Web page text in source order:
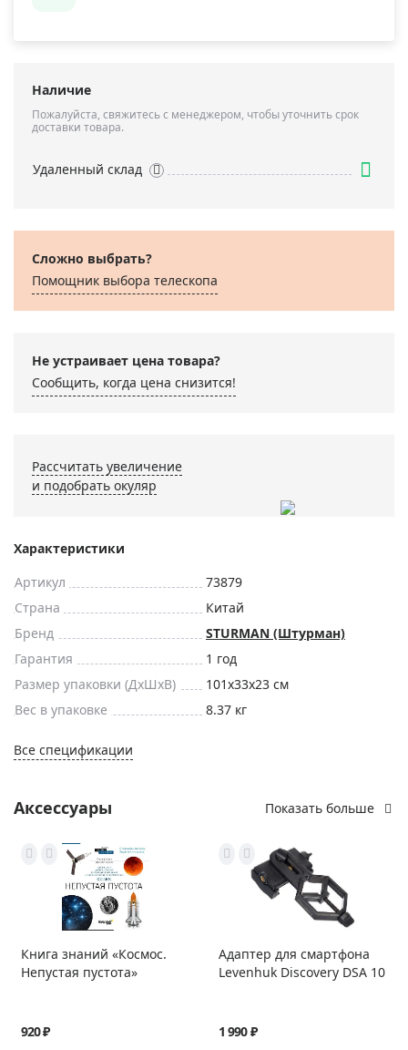
Наличие
Пожалуйста, свяжитесь с менеджером, чтобы уточнить срок
доставки товара.
Удаленный склад
Сложно выбрать?
Помощник выбора телескопа
Не устраивает цена товара?
Сообщить, когда цена снизится!
Рассчитать увеличение
и подобрать окуляр
Характеристики
Артикул
73879
Страна
Китай
Бренд
STURMAN (Штурман)
Гарантия
1 год
Размер упаковки (ДxШxВ)
101x33x23 см
Вес в упаковке
8.37 кг
Все спецификации
Аксессуары Показать больше
Книга знаний «Космос.
Непустая пустота»
920 ₽
Адаптер для смартфона
Levenhuk Discovery DSA 10
1 990 ₽